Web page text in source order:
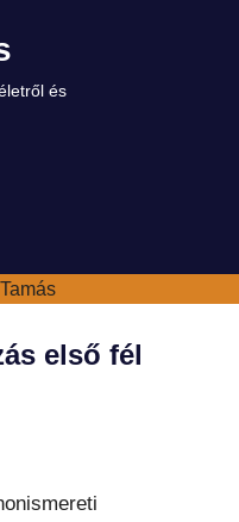
és
első fél